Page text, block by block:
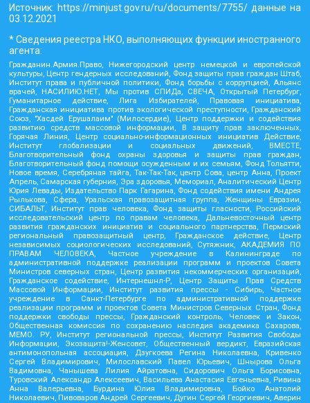
Источник: https://minjust.gov.ru/ru/documents/7755/данные на
03.12.2021
* Сведения реестра НКО, выполняющих функции иностранного
агента:
Гражданин.Армия.Право, Нижегородский центр немецкой и европейской
культуры, Центр гендерных исследований, Фонд защиты прав граждан Штаб,
Институт права и публичной политики, Фонд борьбы с коррупцией, Альянс
врачей, НАСИЛИЮ.НЕТ, Мы против СПИДа, СВЕЧА, Открытый Петербург,
Гуманитарное действие, Лига Избирателей, Правовая инициатива,
Гражданская инициатива против экологической преступности, Гражданский
Союз, "Хасдей Ерушалаим" (Милосердие), Центр поддержки и содействия
развитию средств массовой информации, В защиту прав заключенных,
Горячая Линия, Центр социально-информационных инициатив Действие,
Институт глобализации и социальных движений, ВМЕСТЕ,
Благотворительный фонд охраны здоровья и защиты прав граждан,
Благотворительный фонд помощи осужденным и их семьям, Фонд Тольятти,
Новое время, Серебряная тайга, Так-Так-Так, центр Сова, центр Анна, Проект
Апрель, Самарская губерния, Эра здоровья, Мемориал, Аналитический Центр
Юрия Левады, Издательство Парк Гагарина, Фонд содействия имени Андрея
Рылькова, Сфера, Уральская правозащитная группа, Женщины Евразии,
СИБАЛЬТ, Институт прав человека, Фонд защиты гласности, Российский
исследовательский центр по правам человека, Дальневосточный центр
развития гражданских инициатив и социального партнерства, Пермский
региональный правозащитный центр, Гражданское действие, Центр
независимых социологических исследований, Сутяжник, АКАДЕМИЯ ПО
ПРАВАМ ЧЕЛОВЕКА, Частное учреждение в Калининграде по
административной поддержке реализации программ и проектов Совета
Министров северных стран, Центр развития некоммерческих организаций,
Гражданское содействие, Интернешнл-Р, Центр Защиты Прав Средств
Массовой Информации, Институт развития прессы - Сибирь, Частное
учреждение в Санкт-Петербурге по административной поддержке
реализации программ и проектов Совета Министров Северных Стран, Фонд
поддержки свободы прессы, Гражданский контроль, Человек и Закон,
Общественная комиссия по сохранению наследия академика Сахарова,
МЕМО. РУ, Институт региональной прессы, Институт Развития Свободы
Информации, Экозащита!-Женсовет, Общественный вердикт, Евразийская
антимонопольная ассоциация, Дзугкоева Регина Николаевна, Кривенко
Сергей Владимирович, Милославский Павел Юрьевич, Шнырова Ольга
Вадимовна, Чанышева Лилия Айратовна, Сидорович Ольга Борисовна,
Туровский Александр Алексеевич, Васильева Анастасия Евгеньевна, Ривина
Анна Валерьевна, Бурдина Юлия Владимировна, Бойко Анатолий
Николаевич, Пивоваров Андрей Сергеевич, Дугин Сергей Георгиевич, Аверин